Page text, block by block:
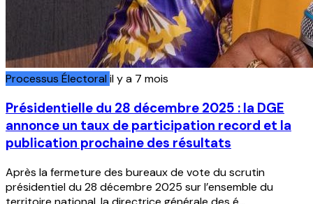
Processus Électoralil y a 7 mois
Présidentielle du 28 décembre 2025 : la DGE
annonce un taux de participation record et la
publication prochaine des résultats
Après la fermeture des bureaux de vote du scrutin
présidentiel du 28 décembre 2025 sur l’ensemble du